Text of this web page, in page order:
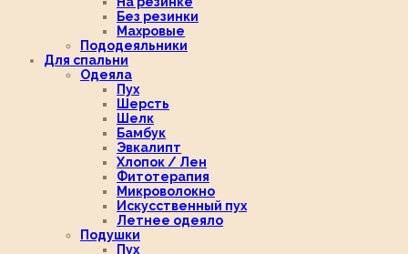
Без резинки
Махровые
Пододеяльники
Для спальни
Одеяла
Пух
Шерсть
Шелк
Бамбук
Эвкалипт
Хлопок / Лен
Фитотерапия
Микроволокно
Искусственный пух
Летнее одеяло
Подушки
Пух